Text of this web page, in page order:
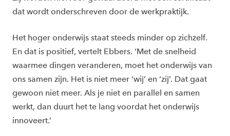
dat wordt onderschreven door de werkpraktijk.
Het hoger onderwijs staat steeds minder op zichzelf.
En dat is positief, vertelt Ebbers. ‘Met de snelheid
waarmee dingen veranderen, moet het onderwijs van
ons samen zijn. Het is niet meer ‘wij’ en ‘zij’. Dat gaat
gewoon niet meer. Als je niet en parallel en samen
werkt, dan duurt het te lang voordat het onderwijs
innoveert.’